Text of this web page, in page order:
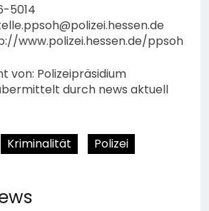
5014
www.polizei.hessen.de/ppsoh
von: Polizeipräsidium
durch news aktuell
Kriminalität Polizei